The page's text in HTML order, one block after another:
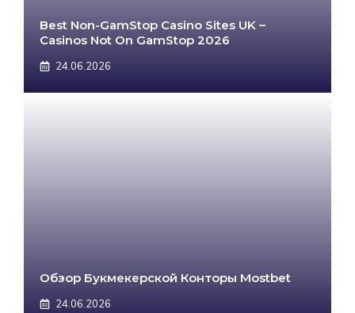
Best Non-GamStop Casino Sites UK –
Casinos Not On GamStop 2026
24.06.2026
Обзор Букмекерской Конторы Mostbet
24.06.2026